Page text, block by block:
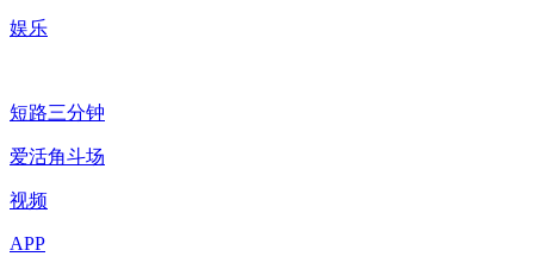
娱乐
短路三分钟
爱活角斗场
视频
APP